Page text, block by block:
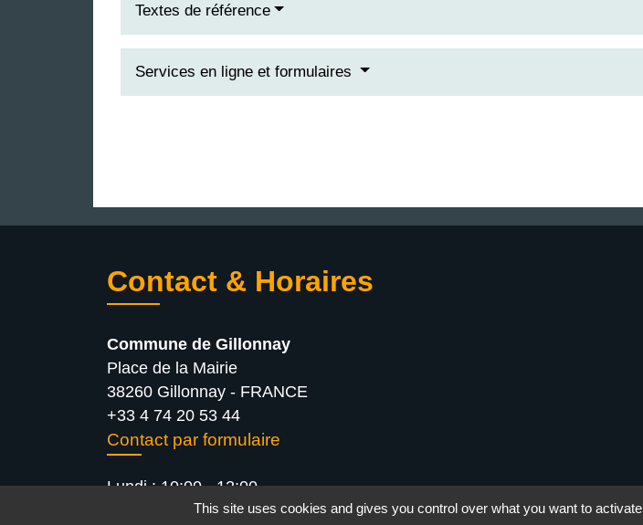
Textes de référence
Services en ligne et formulaires
Contact & Horaires
Commune de Gillonnay
Place de la Mairie
38260 Gillonnay - FRANCE
+33 4 74 20 53 44
Contact par formulaire
Lundi : 10:00 - 12:00
Mercredi : 13:30 - 16:30
This site uses cookies and gives you control over what you want to activate